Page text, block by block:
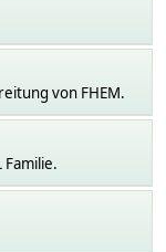
von FHEM.